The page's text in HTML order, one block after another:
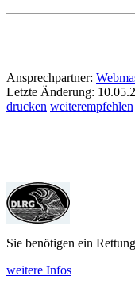
Ansprechpartner:
Letzte Änderung:
drucken weiterempfehlen
Sie benötigen ein
weitere Infos